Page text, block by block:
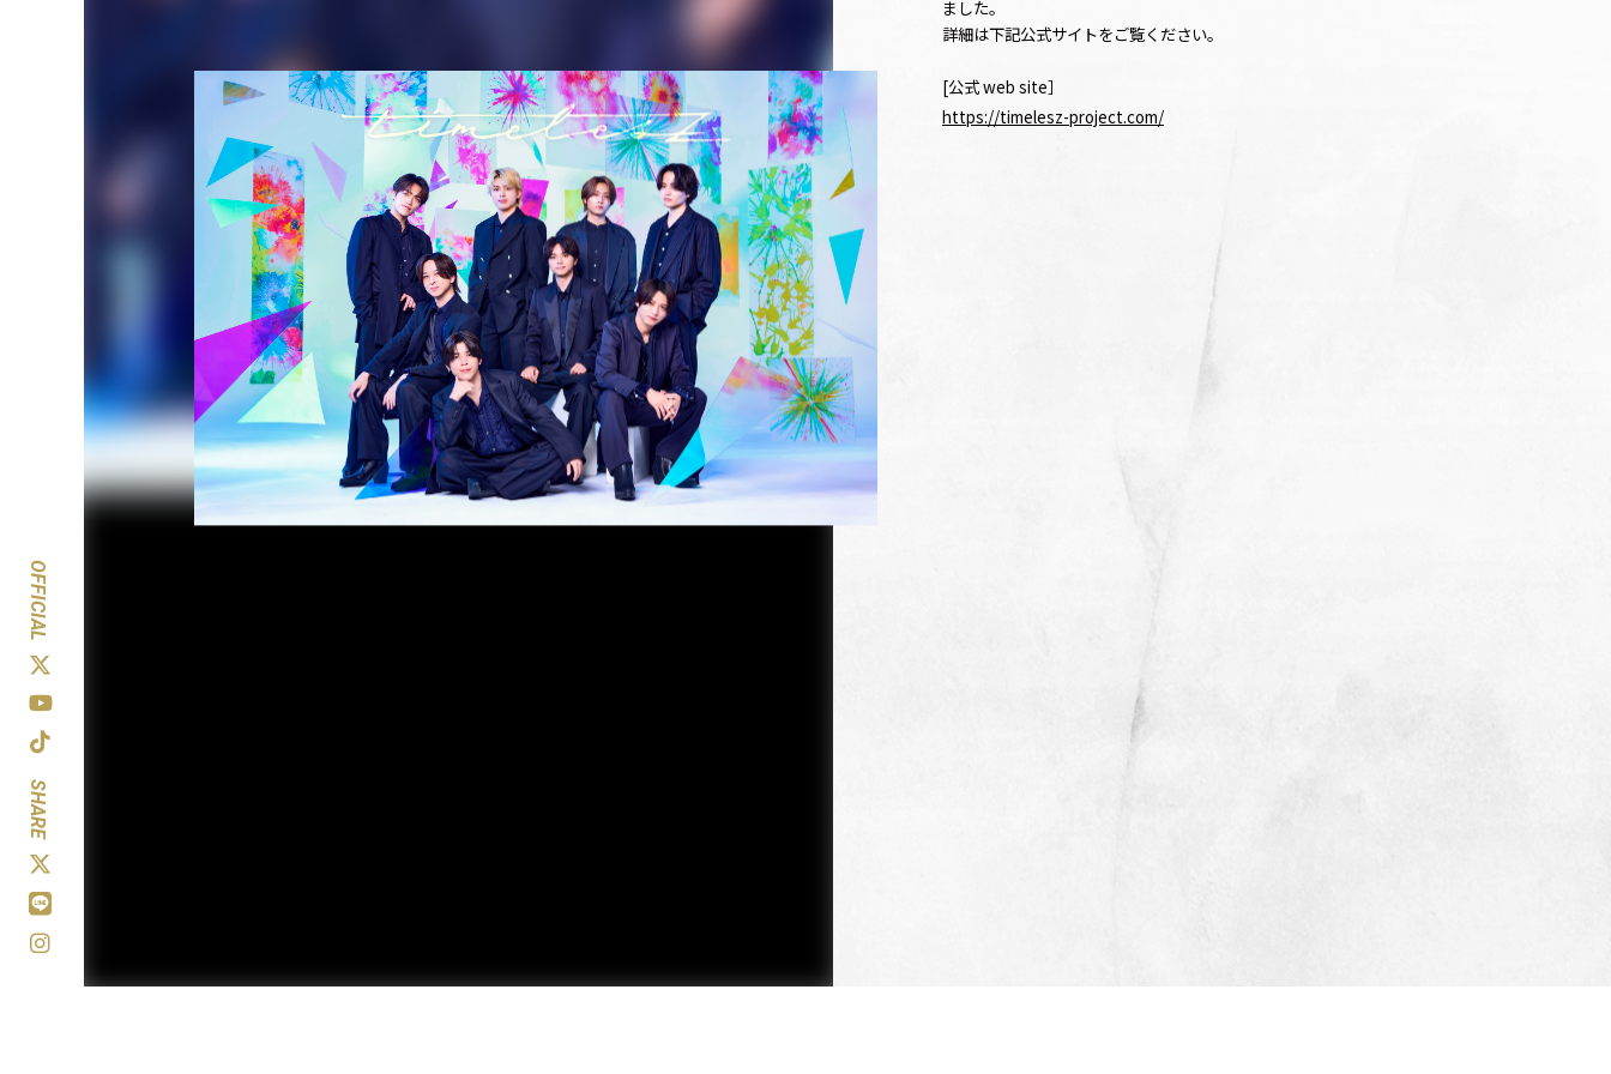
OFFICIAL
SHARE
ました。
詳細は下記公式サイトをご覧ください。
[公式 web site］
https://timelesz-project.com/